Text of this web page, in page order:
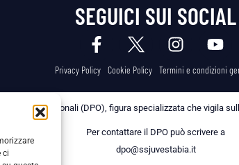
ci
SEGUICI SUI SOCIAL
Privacy Policy Cookie Policy Termini e condizioni
dei Dati Personali (DPO), figura specializzata che vigila
Per contattare il DPO può scrivere a
dpo@ssjuvestabia.it